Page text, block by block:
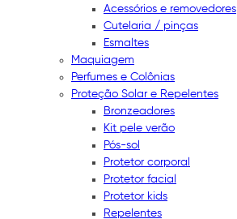
Acessórios e removedores
Cutelaria / pinças
Esmaltes
Maquiagem
Perfumes e Colônias
Proteção Solar e Repelentes
Bronzeadores
Kit pele verão
Pós-sol
Protetor corporal
Protetor facial
Protetor kids
Repelentes